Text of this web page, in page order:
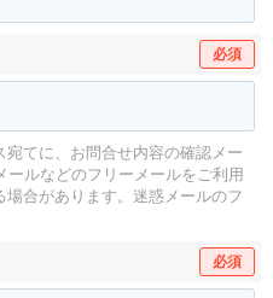
必須
てに、お問合せ内容の確認メー
ールなどのフリーメールをご利用
合があります。 迷惑メールのフ
必須